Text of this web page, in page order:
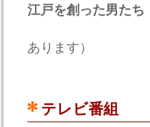
江戸を創った男たち
（タイト
あります）
テレビ番組